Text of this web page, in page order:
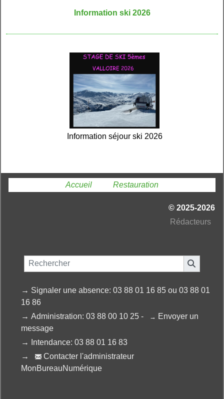
Information ski 2026
Information séjour ski 2026
Accueil Restauration
© 2025-2026
Rédacteurs
→ Signaler une absence: 03 88 01 16 85 ou 03 88 01
16 86
→ Administration: 03 88 00 10 25 - →
Envoyer un
message
→
Intendance: 03 88 01 16 83
→
 Contacter l'administrateur
MonBureauNumérique